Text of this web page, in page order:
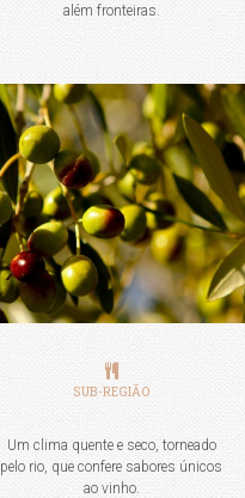
além fronteiras.
SUB-REGIÃO
Um clima quente e seco, torneado
pelo rio, que confere sabores únicos
ao vinho.